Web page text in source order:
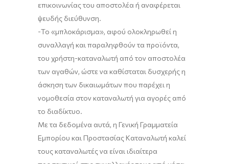
επικοινωνίας του αποστολέα ή αναφέρεται
ψευδής διεύθυνση.
-Το «μπλοκάρισμα», αφού ολοκληρωθεί η
συναλλαγή και παραληφθούν τα προϊόντα,
του χρήστη-καταναλωτή από τον αποστολέα
των αγαθών, ώστε να καθίσταται δυσχερής η
άσκηση των δικαιωμάτων που παρέχει η
νομοθεσία στον καταναλωτή για αγορές από
το διαδίκτυο.
Με τα δεδομένα αυτά, η Γενική Γραμματεία
Εμπορίου και Προστασίας Καταναλωτή καλεί
τους καταναλωτές να είναι ιδιαίτερα